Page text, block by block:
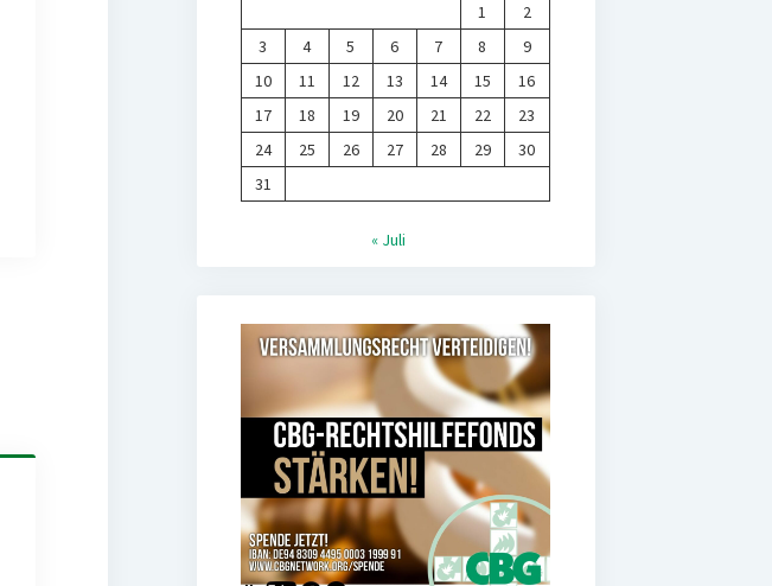
1
2
3
4 5 6 7 8
9
10
11 12 13 14 15
16
17
18 19 20 21 22
23
24
25 26 27 28 29
30
31
« Juli